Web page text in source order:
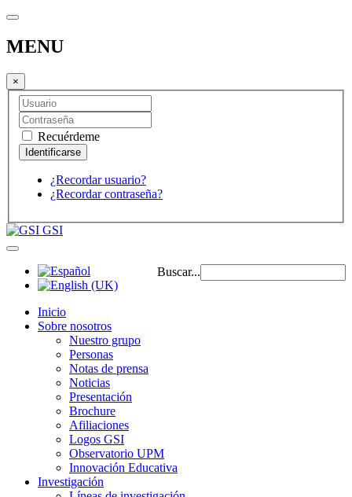
MENU
×
Recuérdeme
¿Recordar usuario?
¿Recordar contraseña?
GSI
Buscar...
Inicio
Sobre nosotros
Nuestro grupo
Personas
Notas de prensa
Noticias
Presentación
Brochure
Afiliaciones
Logos GSI
Observatorio UPM
Innovación Educativa
Investigación